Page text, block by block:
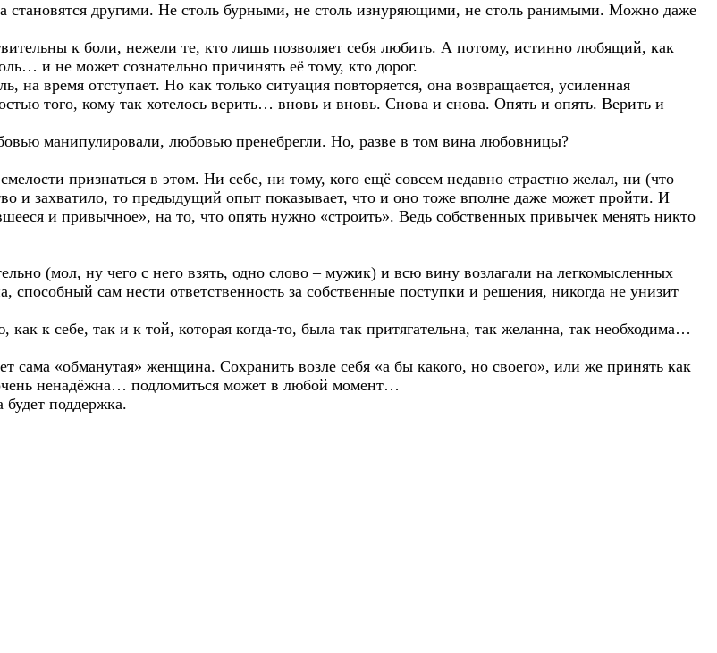
становятся другими. Не столь бурными, не столь изнуряющими, не столь ранимыми. Можно даже
к боли, нежели те, кто лишь позволяет себя любить. А потому, истинно любящий, как
и не может сознательно причинять её тому, кто дорог.
время отступает. Но как только ситуация повторяется, она возвращается, усиленная
того, кому так хотелось верить… вновь и вновь. Снова и снова. Опять и опять. Верить и
манипулировали, любовью пренебрегли. Но, разве в том вина любовницы?
признаться в этом. Ни себе, ни тому, кого ещё совсем недавно страстно желал, ни (что
и захватило, то предыдущий опыт показывает, что и оно тоже вполне даже может пройти. И
и привычное», на то, что опять нужно «строить». Ведь собственных привычек менять никто
(мол, ну чего с него взять, одно слово – мужик) и всю вину возлагали на легкомысленных
сам нести ответственность за собственные поступки и решения, никогда не унизит
к себе, так и к той, которая когда-то, была так притягательна, так желанна, так необходима…
сама «обманутая» женщина. Сохранить возле себя «а бы какого, но своего», или же принять как
ненадёжна… подломиться может в любой момент…
поддержка.